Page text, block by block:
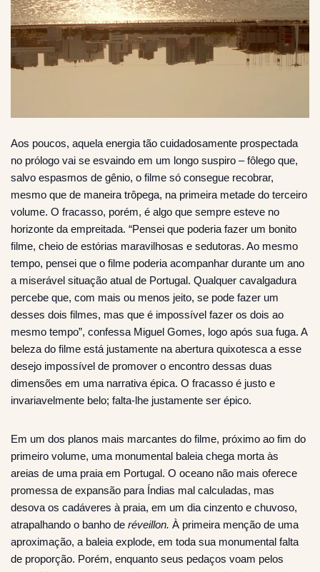
Aos poucos, aquela energia tão cuidadosamente prospectada
no prólogo vai se esvaindo em um longo suspiro – fôlego que,
salvo espasmos de gênio, o filme só consegue recobrar,
mesmo que de maneira trôpega, na primeira metade do terceiro
volume. O fracasso, porém, é algo que sempre esteve no
horizonte da empreitada. “Pensei que poderia fazer um bonito
filme, cheio de estórias maravilhosas e sedutoras. Ao mesmo
tempo, pensei que o filme poderia acompanhar durante um ano
a miserável situação atual de Portugal. Qualquer cavalgadura
percebe que, com mais ou menos jeito, se pode fazer um
desses dois filmes, mas que é impossível fazer os dois ao
mesmo tempo”, confessa Miguel Gomes, logo após sua fuga. A
beleza do filme está justamente na abertura quixotesca a esse
desejo impossível de promover o encontro dessas duas
dimensões em uma narrativa épica. O fracasso é justo e
invariavelmente belo; falta-lhe justamente ser épico.
Em um dos planos mais marcantes do filme, próximo ao fim do
primeiro volume, uma monumental baleia chega morta às
areias de uma praia em Portugal. O oceano não mais oferece
promessa de expansão para Índias mal calculadas, mas
desova os cadáveres à praia, em um dia cinzento e chuvoso,
atrapalhando o banho de réveillon. À primeira menção de uma
aproximação, a baleia explode, em toda sua monumental falta
de proporção. Porém, enquanto seus pedaços voam pelos